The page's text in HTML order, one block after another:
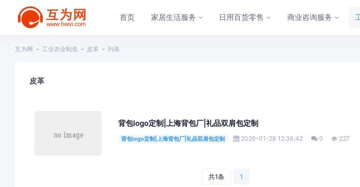
首页 家居生活服务 日用百货零售 商业咨询服务
互为网 工业农业制造 皮革 列表
皮革
背包logo定制|上海背包厂|礼品双肩包定制
背包logo定制|上海背包厂|礼品双肩包定制 2026-01-28 12:36:42 0 227
共1条 1